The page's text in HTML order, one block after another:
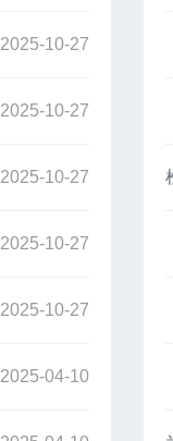
2025-10-27
2025-10-27
2025-10-27
2025-10-27
2025-10-27
2025-04-10